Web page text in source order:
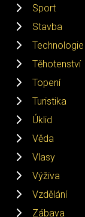
Sport
Stavba
Technologie
Těhotenství
Topení
Turistika
Úklid
Věda
Vlasy
Výživa
Vzdělání
Zábava